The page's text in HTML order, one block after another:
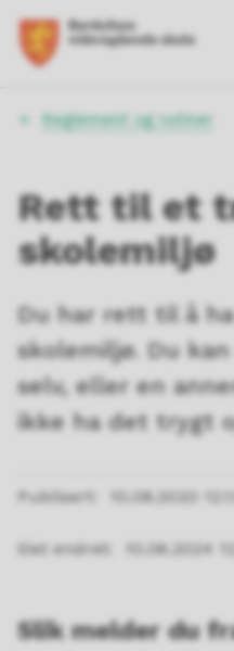
Du
Reglement og rutiner
Rett til et
skolemiljø
Du har rett til å
skolemiljø. Du
selv, eller en
ikke ha det trygt
Publisert 10.08.2020
Sist endret 10.06.2024
Slik melder du